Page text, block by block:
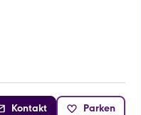
Kontakt Parken